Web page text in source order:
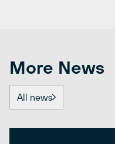
More News
All news